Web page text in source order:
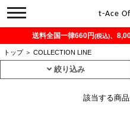
toggle
navigation
t-Ace
送料全国一律660円(税込)、
トップ ＞ COLLECTION LINE
絞り込み
該当する商品